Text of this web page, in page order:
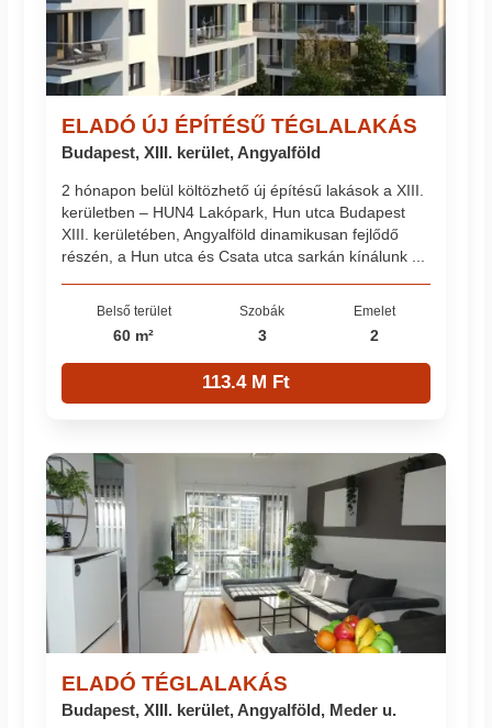
ELADÓ ÚJ ÉPÍTÉSŰ TÉGLALAKÁS
Budapest, XIII. kerület, Angyalföld
2 hónapon belül költözhető új építésű lakások a XIII.
kerületben – HUN4 Lakópark, Hun utca Budapest
XIII. kerületében, Angyalföld dinamikusan fejlődő
részén, a Hun utca és Csata utca sarkán kínálunk ...
Belső terület
60 m²
Szobák
3
Emelet
2
113.4 M Ft
ELADÓ TÉGLALAKÁS
Budapest, XIII. kerület, Angyalföld, Meder u.